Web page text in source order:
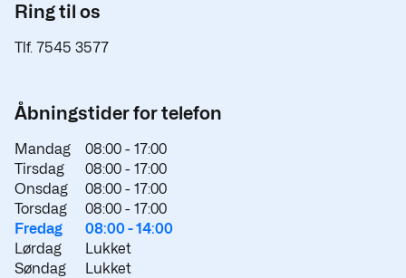
Ring til os
Tlf. 7545 3577
Åbningstider for telefon
Mandag 08:00 - 17:00
Tirsdag
08:00 - 17:00
Onsdag
08:00 - 17:00
Torsdag
08:00 - 17:00
Fredag
08:00 -14:00
Lørdag
Lukket
Søndag
Lukket